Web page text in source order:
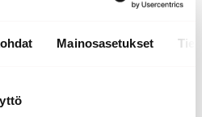
Mainosasetukset
Himalaya Pippurimylly